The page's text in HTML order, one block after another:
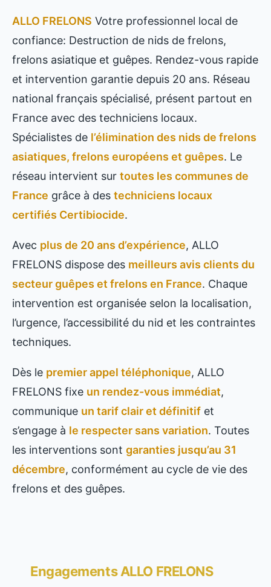
ALLO FRELONS Votre professionnel local de
confiance: Destruction de nids de frelons,
frelons asiatique et guêpes. Rendez-vous rapide
et intervention garantie depuis 20 ans. Réseau
national français spécialisé, présent partout en
France avec des techniciens locaux.
Spécialistes de l’élimination des nids de frelons
asiatiques, frelons européens et guêpes. Le
réseau intervient sur toutes les communes de
France grâce à des techniciens locaux
certifiés Certibiocide.
Avec plus de 20 ans d’expérience, ALLO
FRELONS dispose des meilleurs avis clients du
secteur guêpes et frelons en France. Chaque
intervention est organisée selon la localisation,
l’urgence, l’accessibilité du nid et les contraintes
techniques.
Dès le premier appel téléphonique, ALLO
FRELONS fixe un rendez-vous immédiat,
communique un tarif clair et définitif et
s’engage à le respecter sans variation. Toutes
les interventions sont garanties jusqu’au 31
décembre, conformément au cycle de vie des
frelons et des guêpes.
Engagements ALLO FRELONS